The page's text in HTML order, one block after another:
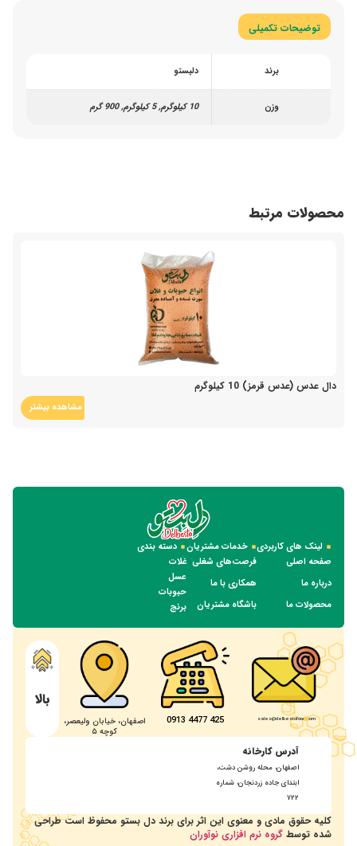
توضیحات تکمیلی
برند دلبستو
وزن 10 کیلوگرم, 5 کیلوگرم, 900 گرم
محصولات مرتبط
دال عدس (عدس قرمز) 10 کیلوگرم
مشاهده بیشتر
لینک های کاربردی
صفحه اصلی
درباره ما
محصولات ما
خدمات مشتریان
فرصت‌های شغلی
همکاری با ما
باشگاه مشتریان
دسته بندی
غلات
عسل
حبوبات
برنج
sales@delbestofood.com
425 4477 0913
اصفهان، خیابان ولیعصر،
کوچه ۵
بالا
آدرس کارخانه
اصفهان، محله روشن دشت،
ابتدای جاده زردنجان، شماره
۷۲۲
کلیه حقوق مادی و معنوی این اثر برای برند دل بستو محفوظ است طراحی
شده توسط گروه نرم افزاری نوآوران